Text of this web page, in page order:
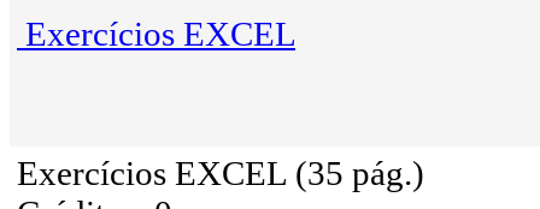
Exercícios EXCEL
Exercícios EXCEL (35 pág.)